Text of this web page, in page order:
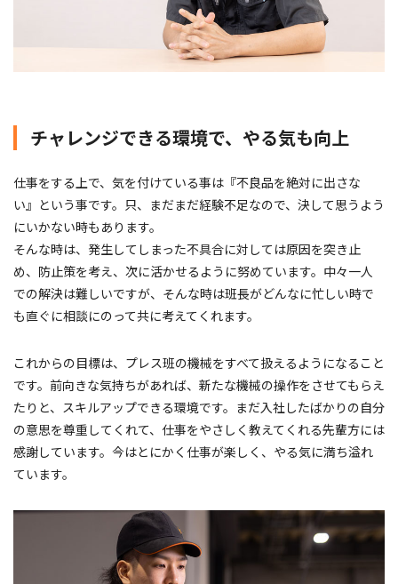
チャレンジできる環境で、やる気も向上
仕事をする上で、気を付けている事は『不良品を絶対に出さな
い』という事です。只、まだまだ経験不足なので、決して思うよう
にいかない時もあります。
そんな時は、発生してしまった不具合に対しては原因を突き止
め、防止策を考え、次に活かせるように努めています。中々一人
での解決は難しいですが、そんな時は班長がどんなに忙しい時で
も直ぐに相談にのって共に考えてくれます。
これからの目標は、プレス班の機械をすべて扱えるようになること
です。前向きな気持ちがあれば、新たな機械の操作をさせてもらえ
たりと、スキルアップできる環境です。まだ入社したばかりの自分
の意思を尊重してくれて、仕事をやさしく教えてくれる先輩方には
感謝しています。今はとにかく仕事が楽しく、やる気に満ち溢れ
ています。